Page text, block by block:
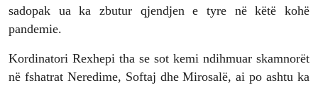
sadopak ua ka zbutur qjendjen e tyre në këtë kohë
pandemie.
Kordinatori Rexhepi tha se sot kemi ndihmuar skamnorët
në fshatrat Neredime, Softaj dhe Mirosalë, ai po ashtu ka